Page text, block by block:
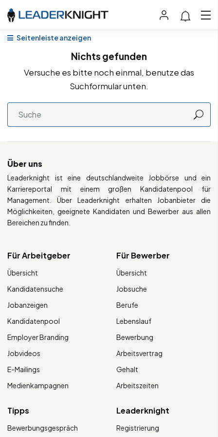
Seitenleiste anzeigen
Nichts gefunden
Versuche es bitte noch einmal, benutze das
Suchformular unten.
Über uns
Leaderknight ist eine deutschlandweite Jobbörse und ein
Karriereportal mit einem großen Kandidatenpool für
Management. Über Leaderknight erhalten Jobanbieter die
Möglichkeiten, geeignete Kandidaten und Bewerber aus allen
Bereichen zu finden.
Für Arbeitgeber
Übersicht
Kandidatensuche
Jobanzeigen
Kandidatenpool
Employer Branding
Jobvideos
E-Mailings
Medienkampagnen
Für Bewerber
Übersicht
Jobsuche
Berufe
Lebenslauf
Bewerbung
Arbeitsvertrag
Gehalt
Arbeitszeiten
Tipps
Bewerbungsgespräch
Leaderknight
Registrierung